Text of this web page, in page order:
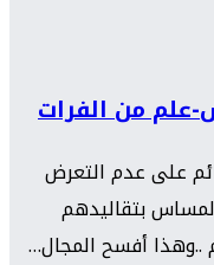
علم من الفرات
على عدم التعرض
بتقاليدهم
..وهذا أفسح المجال…